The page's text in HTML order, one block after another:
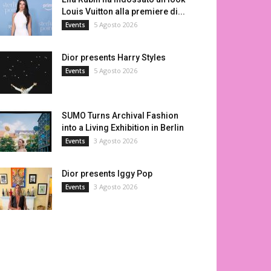
Louis Vuitton alla premiere di...
Events 5 Agosto 2026
Dior presents Harry Styles
Events 5 Agosto 2026
SUMO Turns Archival Fashion
into a Living Exhibition in Berlin
Events 3 Agosto 2026
Dior presents Iggy Pop
Events 3 Agosto 2026